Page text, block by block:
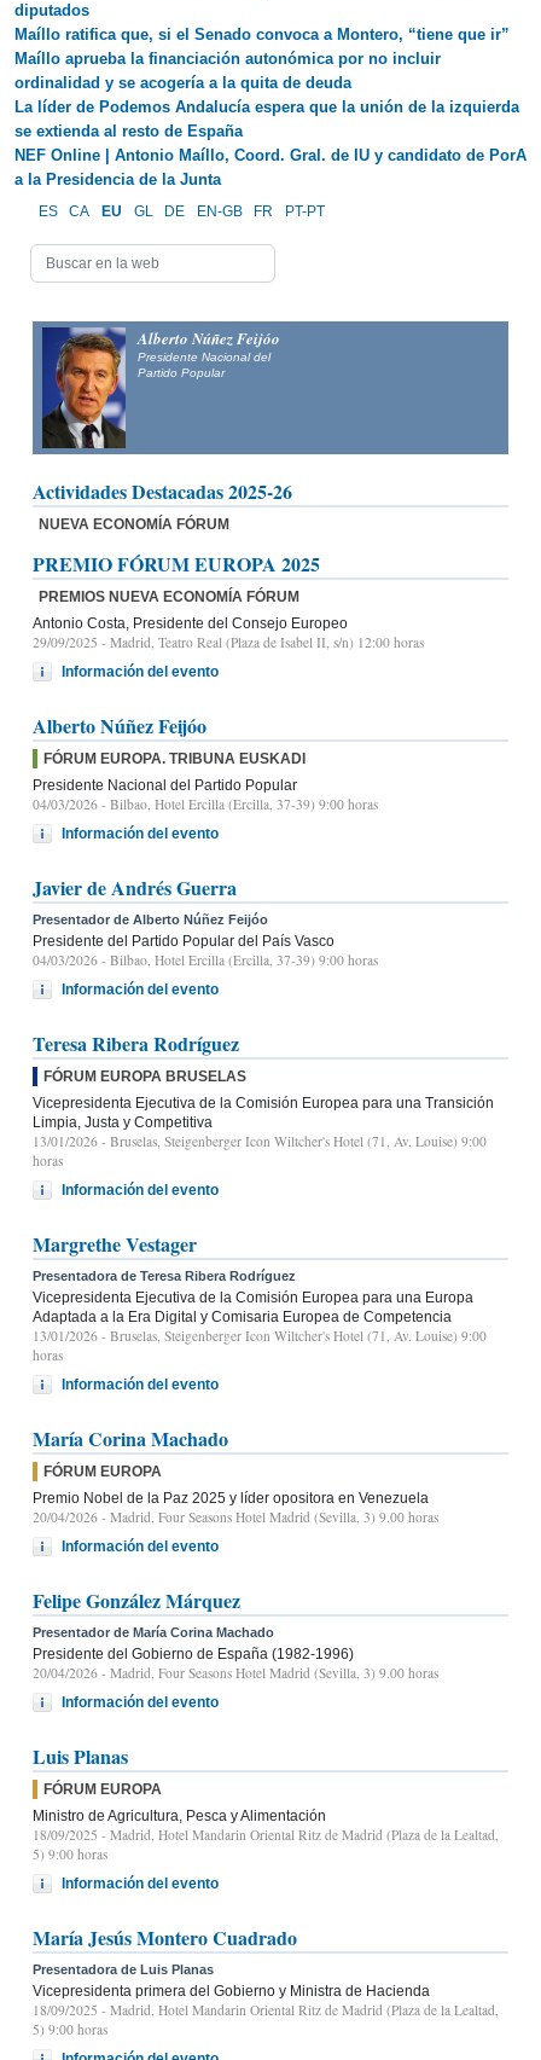
diputados
Maíllo ratifica que, si el Senado convoca a Montero, “tiene que ir”
Maíllo aprueba la financiación autonómica por no incluir
ordinalidad y se acogería a la quita de deuda
La líder de Podemos Andalucía espera que la unión de la izquierda
se extienda al resto de España
NEF Online | Antonio Maíllo, Coord. Gral. de IU y candidato de PorA
a la Presidencia de la Junta
ES CA EU GL DE EN-GB FR PT-PT
Alberto Núñez Feijóo
Presidente Nacional del
Partido Popular
Actividades Destacadas 2025-26
NUEVA ECONOMÍA FÓRUM
PREMIO FÓRUM EUROPA 2025
PREMIOS NUEVA ECONOMÍA FÓRUM
Antonio Costa, Presidente del Consejo Europeo
29/09/2025 - Madrid, Teatro Real (Plaza de Isabel II, s/n) 12:00 horas
Información del evento
Alberto Núñez Feijóo
FÓRUM EUROPA. TRIBUNA EUSKADI
Presidente Nacional del Partido Popular
04/03/2026 - Bilbao, Hotel Ercilla (Ercilla, 37-39) 9:00 horas
Información del evento
Javier de Andrés Guerra
Presentador de Alberto Núñez Feijóo
Presidente del Partido Popular del País Vasco
04/03/2026 - Bilbao, Hotel Ercilla (Ercilla, 37-39) 9:00 horas
Información del evento
Teresa Ribera Rodríguez
FÓRUM EUROPA BRUSELAS
Vicepresidenta Ejecutiva de la Comisión Europea para una Transición
Limpia, Justa y Competitiva
13/01/2026 - Bruselas, Steigenberger Icon Wiltcher's Hotel (71, Av. Louise) 9:00
horas
Información del evento
Margrethe Vestager
Presentadora de Teresa Ribera Rodríguez
Vicepresidenta Ejecutiva de la Comisión Europea para una Europa
Adaptada a la Era Digital y Comisaria Europea de Competencia
13/01/2026 - Bruselas, Steigenberger Icon Wiltcher's Hotel (71, Av. Louise) 9:00
horas
Información del evento
María Corina Machado
FÓRUM EUROPA
Premio Nobel de la Paz 2025 y líder opositora en Venezuela
20/04/2026 - Madrid, Four Seasons Hotel Madrid (Sevilla, 3) 9.00 horas
Información del evento
Felipe González Márquez
Presentador de María Corina Machado
Presidente del Gobierno de España (1982-1996)
20/04/2026 - Madrid, Four Seasons Hotel Madrid (Sevilla, 3) 9.00 horas
Información del evento
Luis Planas
FÓRUM EUROPA
Ministro de Agricultura, Pesca y Alimentación
18/09/2025 - Madrid, Hotel Mandarin Oriental Ritz de Madrid (Plaza de la Lealtad,
5) 9:00 horas
Información del evento
María Jesús Montero Cuadrado
Presentadora de Luis Planas
Vicepresidenta primera del Gobierno y Ministra de Hacienda
18/09/2025 - Madrid, Hotel Mandarin Oriental Ritz de Madrid (Plaza de la Lealtad,
5) 9:00 horas